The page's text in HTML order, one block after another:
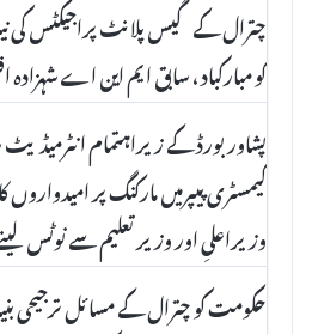
چترال کے گیس پلانٹ پراجیکٹس کی
کو مبارکباد ، سابق ایم این اے شہزادہ
پشاور بورڈ کے زیراہتمام انٹرمیڈیٹ
کیمسٹری پیپرمیں مارکنگ پر
وزیراعلیِ اور وزیرتعلیم سے نوٹس
حکومت کو چترال کے مسائل ترجیحی